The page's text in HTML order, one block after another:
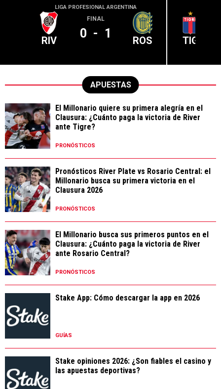
LIGA PROFESIONAL ARGENTINA
RIV
FINAL
0 - 1 ROS TIG
APUESTAS
El Millonario quiere su primera alegría en el
Clausura: ¿Cuánto paga la victoria de River
ante Tigre?
PRONÓSTICOS
Pronósticos River Plate vs Rosario Central: el
Millonario busca su primera victoria en el
Clausura 2026
PRONÓSTICOS
El Millonario busca sus primeros puntos en el
Clausura: ¿Cuánto paga la victoria de River
ante Rosario Central?
PRONÓSTICOS
Stake App: Cómo descargar la app en 2026
GUÍAS
Stake opiniones 2026: ¿Son fiables el casino y
las apuestas deportivas?